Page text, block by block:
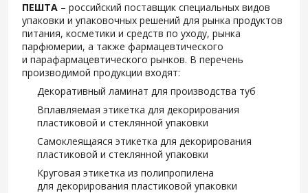
ПЕШТА – российский поставщик специальных видов
упаковки и упаковочных решений для рынка продуктов
питания, косметики и средств по уходу, рынка
парфюмерии, а также фармацевтического
и парафармацевтического рынков. В перечень
производимой продукции входят:
Декоративный ламинат для производства туб
Вплавляемая этикетка для декорирования
пластиковой и стеклянной упаковки
Самоклеящаяся этикетка для декорирования
пластиковой и стеклянной упаковки
Круговая этикетка из полипропилена
для декорирования пластиковой упаковки